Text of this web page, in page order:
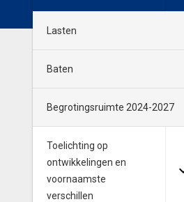
Lasten
Baten
Begrotingsruimte 2024-2027
Toelichting op
ontwikkelingen en
voornaamste
verschillen